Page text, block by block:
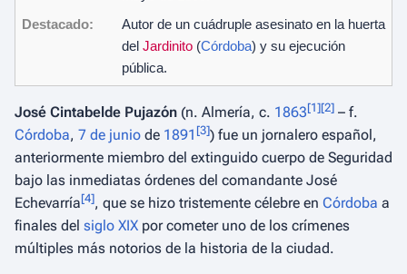
Destacado:
Autor de un cuádruple asesinato en la huerta
del Jardinito (Córdoba) y su ejecución
pública.
José Cintabelde Pujazón (n. Almería, c. 1863[1][2] – f.
Córdoba, 7 de junio de 1891 [3]) fue un jornalero español,
anteriormente miembro del extinguido cuerpo de Seguridad
bajo las inmediatas órdenes del comandante José
Echevarría[4], que se hizo tristemente célebre en Córdoba a
finales del siglo XIX por cometer uno de los crímenes
múltiples más notorios de la historia de la ciudad.